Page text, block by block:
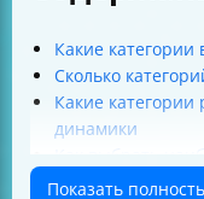
Какие
Сколько
Какие
динамики
равных расходах
Показать